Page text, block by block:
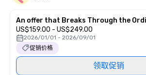
An offer that Breaks Through the
US$159.00 - US$249.00
2026/01/01 - 2026/09/01
促销价格
领取促销